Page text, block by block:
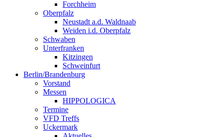
Forchheim
Oberpfalz
Neustadt a.d. Waldnaab
Weiden i.d. Oberpfalz
Schwaben
Unterfranken
Kitzingen
Schweinfurt
Berlin/Brandenburg
Vorstand
Messen
HIPPOLOGICA
Termine
VFD Treffs
Uckermark